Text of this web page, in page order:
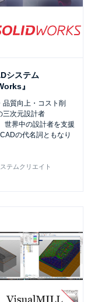
システム
』
品質向上・コスト削
三次元設計者
世界中の設計者を支援
の代名詞ともなり
テムクリエイト